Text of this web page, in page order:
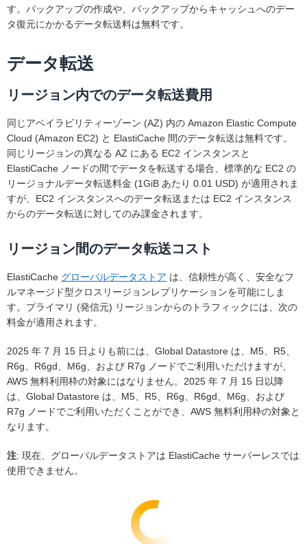
す。バックアップの作成や、バックアップからキャッシュへのデー
タ復元にかかるデータ転送料は無料です。
データ転送
リージョン内でのデータ転送費用
同じアベイラビリティーゾーン (AZ) 内の Amazon Elastic Compute
Cloud (Amazon EC2) と ElastiCache 間のデータ転送は無料です。
同じリージョンの異なる AZ にある EC2 インスタンスと
ElastiCache ノードの間でデータを転送する場合、標準的な EC2 の
リージョナルデータ転送料金 (1GiB あたり 0.01 USD) が適用されま
すが、EC2 インスタンスへのデータ転送または EC2 インスタンス
からのデータ転送に対してのみ課金されます。
リージョン間のデータ転送コスト
ElastiCache グローバルデータストア は、信頼性が高く、安全なフ
ルマネージド型クロスリージョンレプリケーションを可能にしま
す。プライマリ (発信元) リージョンからのトラフィックには、次の
料金が適用されます。
2025 年 7 月 15 日よりも前には、Global Datastore は、M5、R5、
R6g、R6gd、M6g、および R7g ノードでご利用いただけますが、
AWS 無料利用枠の対象にはなりません。2025 年 7 月 15 日以降
は、Global Datastore は、M5、R5、R6g、R6gd、M6g、および
R7g ノードでご利用いただくことができ、AWS 無料利用枠の対象と
なります。
注: 現在、グローバルデータストアは ElastiCache サーバーレスでは
使用できません。